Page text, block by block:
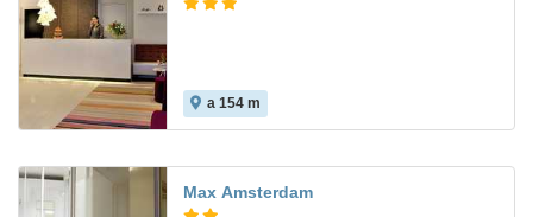
a 154 m
Max Amsterdam